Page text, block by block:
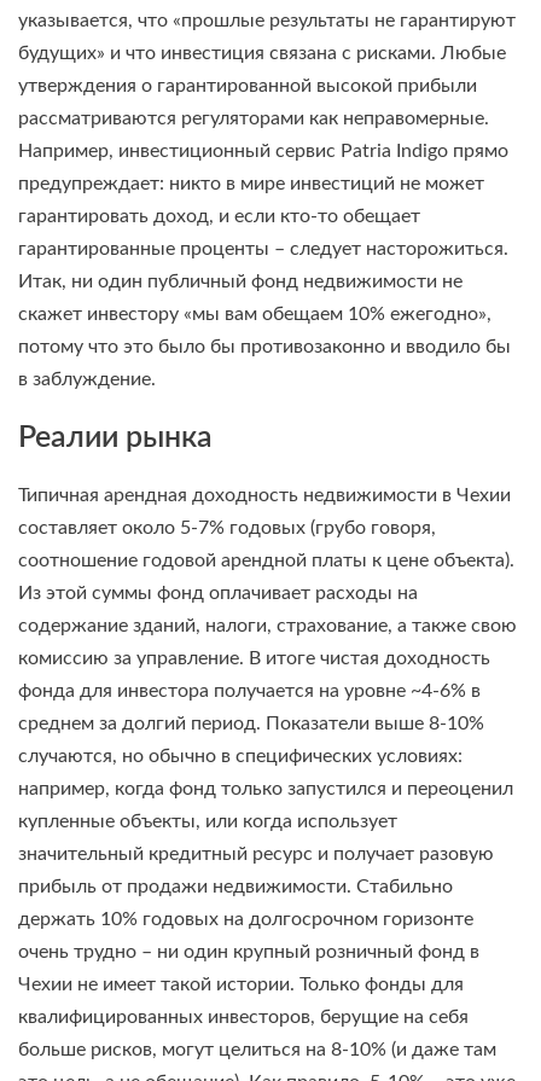
указывается, что «прошлые результаты не гарантируют
будущих» и что инвестиция связана с рисками. Любые
утверждения о гарантированной высокой прибыли
рассматриваются регуляторами как неправомерные.
Например, инвестиционный сервис Patria Indigo прямо
предупреждает: никто в мире инвестиций не может
гарантировать доход, и если кто-то обещает
гарантированные проценты – следует насторожиться.
Итак, ни один публичный фонд недвижимости не
скажет инвестору «мы вам обещаем 10% ежегодно»,
потому что это было бы противозаконно и вводило бы
в заблуждение.
Реалии рынка
Типичная арендная доходность недвижимости в Чехии
составляет около 5-7% годовых (грубо говоря,
соотношение годовой арендной платы к цене объекта).
Из этой суммы фонд оплачивает расходы на
содержание зданий, налоги, страхование, а также свою
комиссию за управление. В итоге чистая доходность
фонда для инвестора получается на уровне ~4-6% в
среднем за долгий период. Показатели выше 8-10%
случаются, но обычно в специфических условиях:
например, когда фонд только запустился и переоценил
купленные объекты, или когда использует
значительный кредитный ресурс и получает разовую
прибыль от продажи недвижимости. Стабильно
держать 10% годовых на долгосрочном горизонте
очень трудно – ни один крупный розничный фонд в
Чехии не имеет такой истории. Только фонды для
квалифицированных инвесторов, берущие на себя
больше рисков, могут целиться на 8-10% (и даже там